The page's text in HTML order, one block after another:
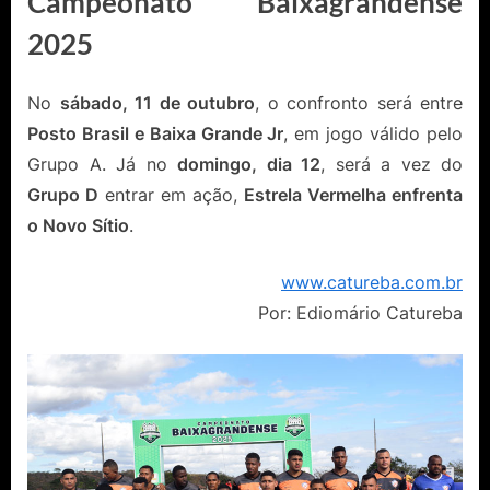
2025
No sábado, 11 de outubro, o confronto será entre
Posto Brasil e Baixa Grande Jr, em jogo válido pelo
Grupo A. Já no domingo, dia 12, será a vez do
Grupo D entrar em ação, Estrela Vermelha enfrenta
o Novo Sítio.
www.catureba.com.br
Por: Ediomário Catureba